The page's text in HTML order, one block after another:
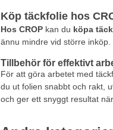
Köp täckfolie hos
Hos CROPkan du köpa
ännu mindre vid större
Tillbehör för effektivt
För att göra arbetet med
du ut folien snabbt och rakt,
och ger ett snyggt resultat